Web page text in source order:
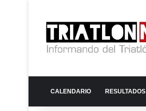
CALENDARIO RESULTADOS